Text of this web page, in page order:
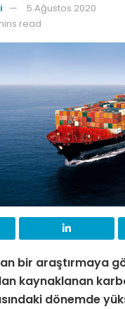
5 Ağustos 2020
read
bir araştırmaya
kaynaklanan
dönemde